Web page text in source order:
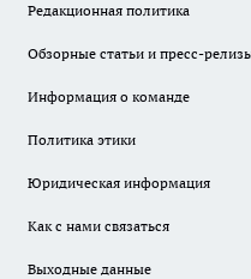
Редакционная политика
Обзорные статьи и пресс-
Информация о команде
Политика этики
Юридическая информация
Как с нами связаться
Выходные данные